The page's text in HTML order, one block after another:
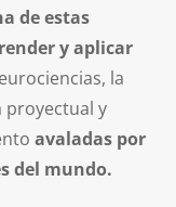
de estas
y aplicar
la
proyectual y
avaladas por
del mundo.